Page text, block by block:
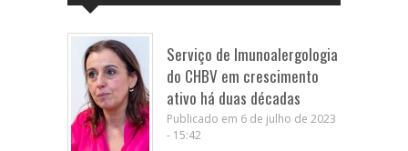
Serviço de Imunoalergologia
do CHBV em crescimento
ativo há duas décadas
Publicado em 6 de julho de 2023
- 15:42